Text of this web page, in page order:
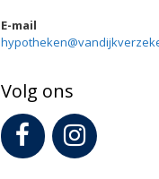
E-mail
Volg ons